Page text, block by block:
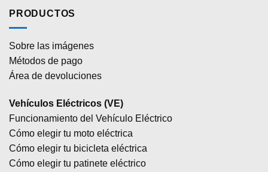
PRODUCTOS
Sobre las imágenes
Métodos de pago
Área de devoluciones
Vehículos Eléctricos (VE)
Funcionamiento del Vehículo Eléctrico
Cómo elegir tu moto eléctrica
Cómo elegir tu bicicleta eléctrica
Cómo elegir tu patinete eléctrico